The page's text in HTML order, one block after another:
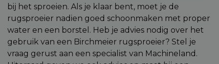
bij het sproeien. Als je klaar bent, moet je de
rugsproeier nadien goed schoonmaken met proper
water en een borstel. Heb je advies nodig over het
gebruik van een Birchmeier rugsproeier? Stel je
vraag gerust aan een specialist van Machineland.